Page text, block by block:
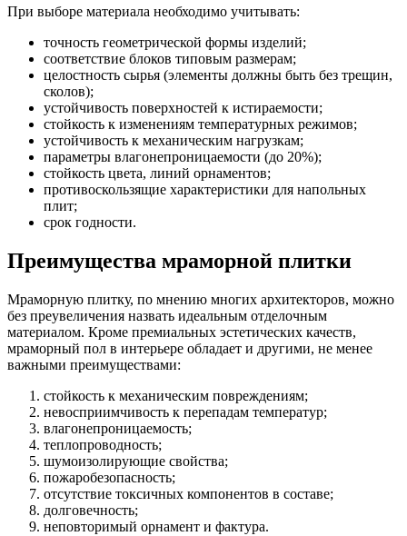
При выборе материала необходимо учитывать:
точность геометрической формы изделий;
соответствие блоков типовым размерам;
целостность сырья (элементы должны быть без трещин,
сколов);
устойчивость поверхностей к истираемости;
стойкость к изменениям температурных режимов;
устойчивость к механическим нагрузкам;
параметры влагонепроницаемости (до 20%);
стойкость цвета, линий орнаментов;
противоскользящие характеристики для напольных
плит;
срок годности.
Преимущества мраморной плитки
Мраморную плитку, по мнению многих архитекторов, можно
без преувеличения назвать идеальным отделочным
материалом. Кроме премиальных эстетических качеств,
мраморный пол в интерьере обладает и другими, не менее
важными преимуществами:
стойкость к механическим повреждениям;
невосприимчивость к перепадам температур;
влагонепроницаемость;
теплопроводность;
шумоизолирующие свойства;
пожаробезопасность;
отсутствие токсичных компонентов в составе;
долговечность;
неповторимый орнамент и фактура.